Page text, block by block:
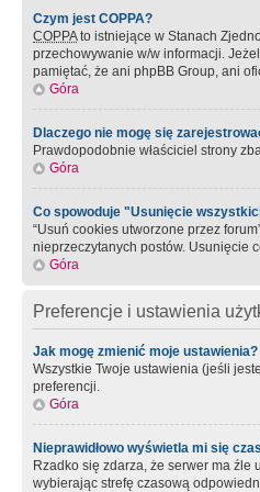
Czym jest COPPA?
COPPAto istniejące w Stanach
przechowywanie w/w informacji.
pamiętać, że ani phpBB Group, ani
Góra
Dlaczego nie mogę się
Prawdopodobnie właściciel strony
Góra
Co spowoduje "Usunięcie
“Usuń cookies utworzone przez
nieprzeczytanych postów. Usunięcie
Góra
Preferencje i ustawienia
Jak mogę zmienić moje ustawienia?
Wszystkie Twoje ustawienia (jeśli
preferencji.
Góra
Nieprawidłowo wyświetla mi się
Rzadko się zdarza, że serwer ma
wybierając strefę czasową